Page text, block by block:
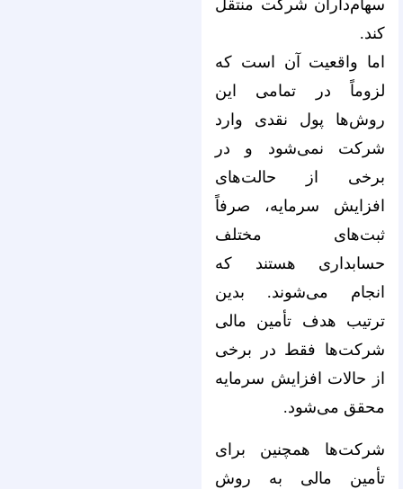
سهام‌داران شرکت منتقل
کند.
اما واقعیت آن است که
لزوماً در تمامی این
روش‌‌‌‌‌‌‌‌‌‌‌‌‌‌‌‌‌‌‌‌‌‌‌‌‌‌‌‌‌‌‌‌‌‌‌‌‌‌‌‌‌‌‌‌‌‌‌‌‌‌‌‌‌‌‌‌‌‌‌‌‌‌‌‌ها پول نقدی وارد
شرکت نمی‌‌‌‌‌‌‌‌‌‌‌‌‌‌‌‌‌‌‌‌‌‌‌‌‌‌‌‌‌‌‌‌‌‌‌‌‌‌‌‌‌‌‌‌‌‌‌‌‌‌‌‌‌‌‌‌‌‌‌‌‌‌‌‌شود و در
برخی از حالت‌‌‌‌‌‌‌‌‌‌‌‌‌‌‌‌‌‌‌‌‌‌‌‌‌‌‌‌‌‌‌‌‌‌‌‌‌‌‌‌‌‌‌‌‌‌‌‌‌‌‌‌‌‌‌‌‌‌‌‌‌‌‌‌های
افزایش سرمایه، صرفاً
ثبت‌‌‌‌‌‌‌‌‌‌‌‌‌‌‌‌‌‌‌‌‌‌‌‌‌‌‌‌‌‌‌‌‌‌‌‌‌‌‌‌‌‌‌‌‌‌‌‌‌‌‌‌‌‌‌‌‌‌‌‌‌‌‌‌های مختلف
حسابداری هستند که
انجام می‌‌‌‌‌‌‌‌‌‌‌‌‌‌‌‌‌‌‌‌‌‌‌‌‌‌‌‌‌‌‌‌‌‌‌‌‌‌‌‌‌‌‌‌‌‌‌‌‌‌‌‌‌‌‌‌‌‌‌‌‌‌‌‌شوند. بدین
ترتیب هدف تأمین مالی
شرکت‌‌‌‌‌‌‌‌‌‌‌‌‌‌‌‌‌‌‌‌‌‌‌‌‌‌‌‌‌‌‌‌‌‌‌‌‌‌‌‌‌‌‌‌‌‌‌‌‌‌‌‌‌‌‌‌‌‌‌‌‌‌‌‌ها فقط در برخی
از حالات افزایش سرمایه
محقق می‌‌‌‌‌‌‌‌‌‌‌‌‌‌‌‌‌‌‌‌‌‌‌‌‌‌‌‌‌‌‌‌‌‌‌‌‌‌‌‌‌‌‌‌‌‌‌‌‌‌‌‌‌‌‌‌‌‌‌‌‌‌‌‌شود.
شرکت‌ها همچنین برای
تأمین مالی به روش